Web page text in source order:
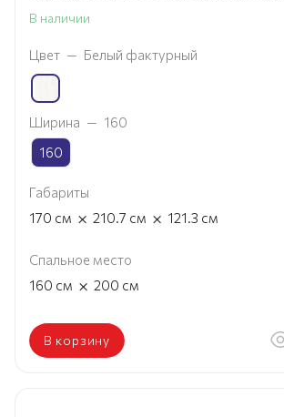
В наличии
Цвет — Белый фактурный
Ширина — 160
160
Габариты
170 см × 210.7 см × 121.3 см
Спальное место
160 см × 200 см
В корзину